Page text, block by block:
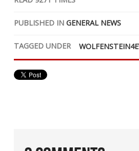
PUBLISHED IN GENERAL NEWS
TAGGED UNDER